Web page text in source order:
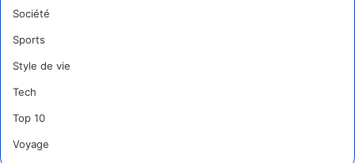
Société
Sports
Style de vie
Tech
Top 10
Voyage